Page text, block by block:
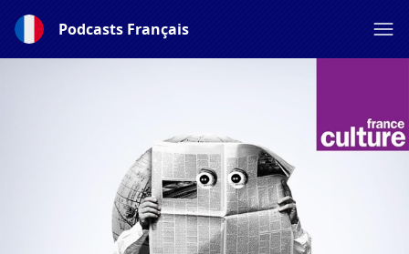
Podcasts Français